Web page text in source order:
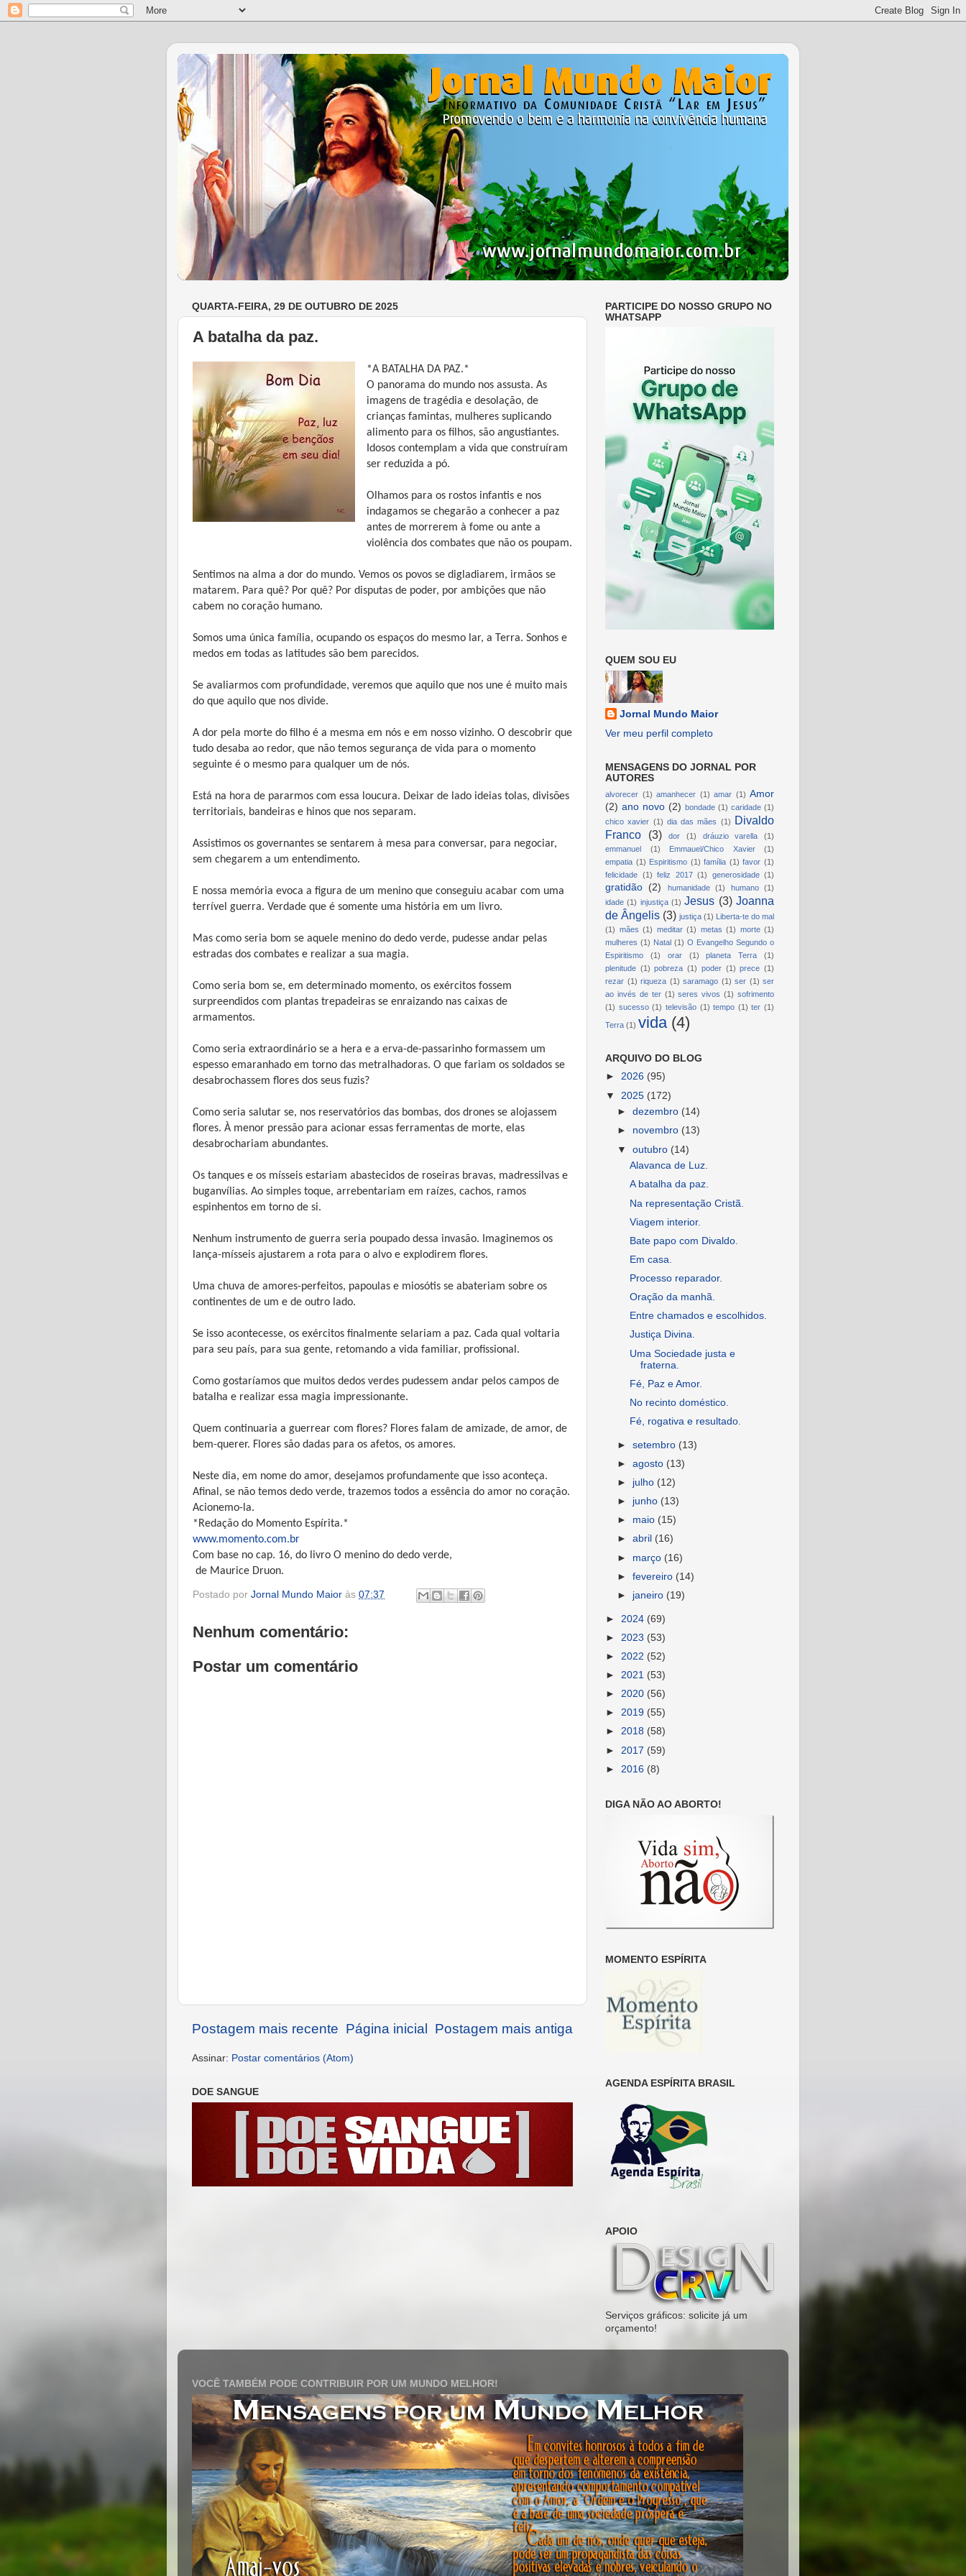
QUARTA-FEIRA, 29 DE OUTUBRO DE 2025
A batalha da paz.
*A BATALHA DA PAZ.*
O panorama do mundo nos assusta. As
imagens de tragédia e desolação, de
crianças famintas, mulheres suplicando
alimento para os filhos, são angustiantes.
Idosos contemplam a vida que construíram
ser reduzida a pó.
Olhamos para os rostos infantis e nos
indagamos se chegarão a conhecer a paz
antes de morrerem à fome ou ante a
violência dos combates que não os poupam.
Sentimos na alma a dor do mundo. Vemos os povos se digladiarem, irmãos se
matarem. Para quê? Por quê? Por disputas de poder, por ambições que não
cabem no coração humano.
Somos uma única família, ocupando os espaços do mesmo lar, a Terra. Sonhos e
medos em todas as latitudes são bem parecidos.
Se avaliarmos com profundidade, veremos que aquilo que nos une é muito mais
do que aquilo que nos divide.
A dor pela morte do filho é a mesma em nós e em nosso vizinho. O descobrir que
tudo desaba ao redor, que não temos segurança de vida para o momento
seguinte é o mesmo para qualquer um de nós.
Está na hora de pararmos com essa loucura. Deixar de lado ideias tolas, divisões
territoriais, bandeiras e hinos que nos separam.
Assistimos os governantes se sentarem à mesa para conversar, para negociar,
sem chegarem a um entendimento.
E nossa memória evoca a figura de um menino que conseguiu acabar com uma
terrível guerra. Verdade que é somente uma história em um livro.
Mas como seria bom se aquele menino do dedo verde, pudesse andar pelas
estradas dos combates e realizar a sua magia.
Como seria bom se, em determinado momento, os exércitos fossem
surpreendidos com plantas trepadeiras se enraizando nas caixas de
armamentos.
Como seria extraordinário se a hera e a erva-de-passarinho formassem um
espesso emaranhado em torno das metralhadoras. O que fariam os soldados se
desabrochassem flores dos seus fuzis?
Como seria salutar se, nos reservatórios das bombas, dos drones se alojassem
flores. À menor pressão para acionar essas ferramentas de morte, elas
desabrochariam abundantes.
Os tanques e os mísseis estariam abastecidos de roseiras bravas, madressilvas e
buganvílias. Ao simples toque, arrebentariam em raízes, cachos, ramos
espinhentos em torno de si.
Nenhum instrumento de guerra seria poupado dessa invasão. Imaginemos os
lança-mísseis ajustarem a rota para o alvo e explodirem flores.
Uma chuva de amores-perfeitos, papoulas e miosótis se abateriam sobre os
continentes de um e de outro lado.
Se isso acontecesse, os exércitos finalmente selariam a paz. Cada qual voltaria
para seu país, para sua gente, retomando a vida familiar, profissional.
Como gostaríamos que muitos dedos verdes pudessem andar pelos campos de
batalha e realizar essa magia impressionante.
Quem continuaria a guerrear com flores? Flores falam de amizade, de amor, de
bem-querer. Flores são dadas para os afetos, os amores.
Neste dia, em nome do amor, desejamos profundamente que isso aconteça.
Afinal, se não temos dedo verde, trazemos todos a essência do amor no coração.
Acionemo-la.
*Redação do Momento Espírita.*
www.momento.com.br
Com base no cap. 16, do livro O menino do dedo verde,
de Maurice Druon.
Postado por Jornal Mundo Maior às 07:37
Nenhum comentário:
Postar um comentário
Postagem mais recente Postagem mais antiga
Página inicial
Assinar: Postar comentários (Atom)
DOE SANGUE
PARTICIPE DO NOSSO GRUPO NO
WHATSAPP
QUEM SOU EU
Jornal Mundo Maior
Ver meu perfil completo
MENSAGENS DO JORNAL POR
AUTORES
alvorecer (1) amanhecer (1) amar (1) Amor
(2) ano novo (2) bondade (1) caridade (1)
chico xavier (1) dia das mães (1) Divaldo
Franco
(3) dor (1) dráuzio varella
(1)
emmanuel
(1) Emmauel/Chico Xavier
(1)
empatia (1) Espiritismo (1) família (1) favor (1)
felicidade (1) feliz 2017 (1) generosidade (1)
gratidão (2) humanidade (1) humano
(1)
idade (1) injustiça (1) Jesus (3) Joanna
de Ângelis (3) justiça (1)
Liberta-te do mal
(1) mães (1) meditar (1) metas (1) morte (1)
mulheres (1) Natal (1) O Evangelho Segundo o
Espiritismo
(1) orar (1) planeta Terra
(1)
plenitude (1) pobreza (1) poder (1) prece (1)
rezar (1) riqueza (1) saramago (1) ser (1) ser
ao invés de ter (1) seres vivos (1) sofrimento
(1) sucesso (1) televisão (1) tempo (1) ter (1)
Terra (1) vida (4)
ARQUIVO DO BLOG
► 2026 (95)
▼ 2025 (172)
►dezembro (14)
► novembro (13)
▼outubro (14)
Alavanca de Luz.
A batalha da paz.
Na representação Cristã.
Viagem interior.
Bate papo com Divaldo.
Em casa.
Processo reparador.
Oração da manhã.
Entre chamados e escolhidos.
Justiça Divina.
Uma Sociedade justa e
fraterna.
Fé, Paz e Amor.
No recinto doméstico.
Fé, rogativa e resultado.
►setembro (13)
►agosto (13)
► julho (12)
► junho (13)
► maio (15)
►abril (16)
► março (16)
►fevereiro (14)
► janeiro (19)
► 2024 (69)
► 2023 (53)
► 2022 (52)
► 2021 (53)
► 2020 (56)
► 2019 (55)
► 2018 (58)
► 2017 (59)
► 2016 (8)
DIGA NÃO AO ABORTO!
MOMENTO ESPÍRITA
AGENDA ESPÍRITA BRASIL
APOIO
Serviços gráficos: solicite já um
orçamento!
VOCÊ TAMBÉM PODE CONTRIBUIR POR UM MUNDO MELHOR!